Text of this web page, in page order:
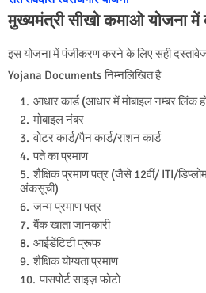
मुख्यमंत्री सीखो कमाओ योजना में
इस योजना में पंजीकरण करने के लिए सही
Yojana Documents निम्नलिखित है
आधार कार्ड (आधार में मोबाइल नम्बर लिंक
मोबाइल नंबर
वोटर कार्ड/पैन कार्ड/राशन कार्ड
पते का प्रमाण
शैक्षिक प्रमाण पत्र (जैसे 12वीं/ ITI/
अंकसूची)
जन्म प्रमाण पत्र
बैंक खाता जानकारी
आईडेंटिटी प्रूफ
शैक्षिक योग्यता प्रमाण
पासपोर्ट साइज़ फोटो